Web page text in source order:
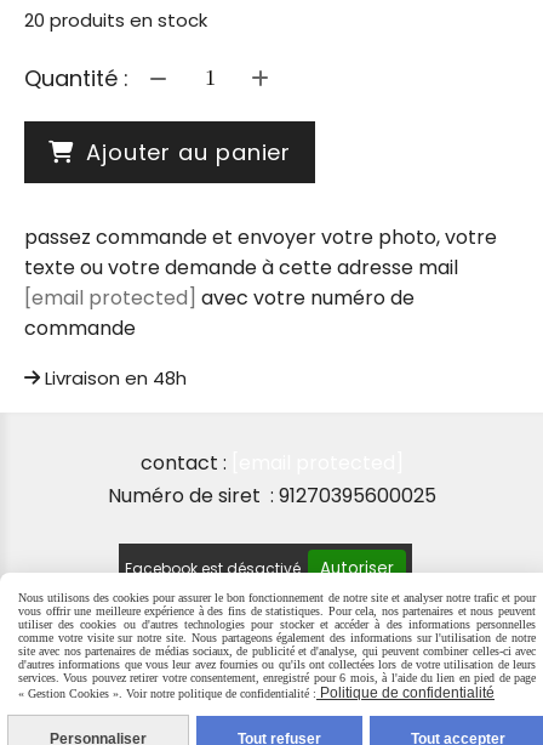
20 produits en stock
Quantité :
Ajouter au panier
passez commande et envoyer votre photo, votre
texte ou votre demande à cette adresse mail
[email protected] avec votre numéro de
commande
Livraison en 48h
contact :
Numéro de siret : 91270395600025
Facebook est désactivé. Autoriser
MENTIONS LÉGALES SE RÉTRACTER
POLITIQUE DE
CONFIDENTIALITÉ
GESTION COOKIES
MON COMPTE
CRÉER UN SITE INTERNET
Nous utilisons des cookies pour assurer le bon fonctionnement de notre site et analyser notre trafic et pour
vous offrir une meilleure expérience à des fins de statistiques. Pour cela, nos partenaires et nous peuvent
utiliser des cookies ou d'autres technologies pour stocker et accéder à des informations personnelles
comme votre visite sur notre site. Nous partageons également des informations sur l'utilisation de notre
site avec nos partenaires de médias sociaux, de publicité et d'analyse, qui peuvent combiner celles-ci avec
d'autres informations que vous leur avez fournies ou qu'ils ont collectées lors de votre utilisation de leurs
services. Vous pouvez retirer votre consentement, enregistré pour 6 mois, à l'aide du lien en pied de page
« Gestion Cookies ». Voir notre politique de confidentialité : Politique de confidentialité
Personnaliser Tout refuser Tout accepter